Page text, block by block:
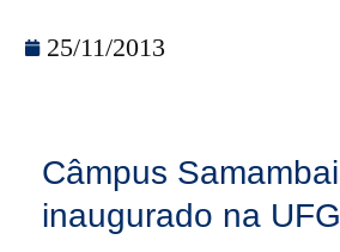
25/11/2013
Câmpus
inaugurado na UFG